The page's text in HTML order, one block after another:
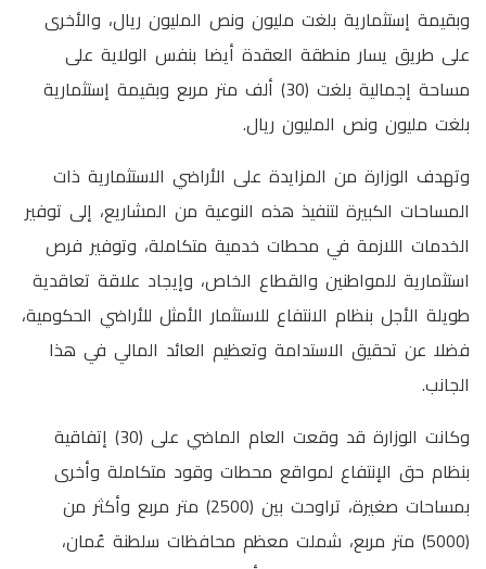
وبقيمة إستثمارية بلغت مليون ونص المليون ريال، والأخرى
على طريق يسار منطقة العقدة أيضا بنفس الولاية على
مساحة إجمالية بلغت (30) ألف متر مربع وبقيمة إستثمارية
بلغت مليون ونص المليون ريال.
وتهدف الوزارة من المزايدة على الأراضي الاستثمارية ذات
المساحات الكبيرة لتنفيذ هذه النوعية من المشاريع، إلى توفير
الخدمات اللازمة في محطات خدمية متكاملة، وتوفير فرص
استثمارية للمواطنين والقطاع الخاص، وإيجاد علاقة تعاقدية
طويلة الأجل بنظام الانتفاع للاستثمار الأمثل للأراضي الحكومية،
فضلا عن تحقيق الاستدامة وتعظيم العائد المالي في هذا
الجانب.
وكانت الوزارة قد وقعت العام الماضي على (30) إتفاقية
بنظام حق الإنتفاع لمواقع محطات وقود متكاملة وأخرى
بمساحات صغيرة، تراوحت بين (2500) متر مربع وأكثر من
(5000) متر مربع، شملت معظم محافظات سلطنة عُمان،